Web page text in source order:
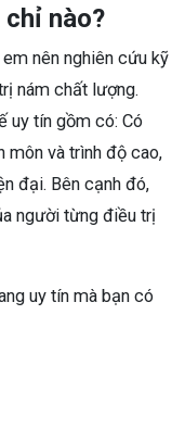
chỉ nào?
nên nghiên cứu kỹ
nám chất lượng.
uy tín gồm có: Có
môn và trình độ cao,
đại. Bên cạnh đó,
người từng điều trị
uy tín mà bạn có